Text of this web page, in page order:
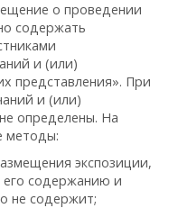
о проведении
содержать
и (или)
представления». При
и (или)
определены. На
методы:
экспозиции,
его содержанию и
не содержит;